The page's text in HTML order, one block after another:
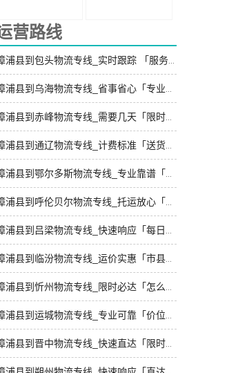
营路线
漳浦县到包头物流专线_实时跟踪 「服务周到」
漳浦县到乌海物流专线_省事省心「专业可靠」
漳浦县到赤峰物流专线_需要几天「限时必达」
漳浦县到通辽物流专线_计费标准「送货上门」
漳浦县到鄂尔多斯物流专线_专业靠谱「直达特快专线」
漳浦县到呼伦贝尔物流专线_托运放心「准时准点」
漳浦县到吕梁物流专线_快速响应「每日发车」
漳浦县到临汾物流专线_运价实惠「市县派送」
漳浦县到忻州物流专线_限时必达「怎么收费」
漳浦县到运城物流专线_专业可靠「价位合理」
漳浦县到晋中物流专线_快速直达「限时必达」